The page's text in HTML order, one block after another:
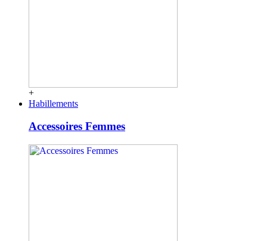
+
Habillements
Accessoires Femmes